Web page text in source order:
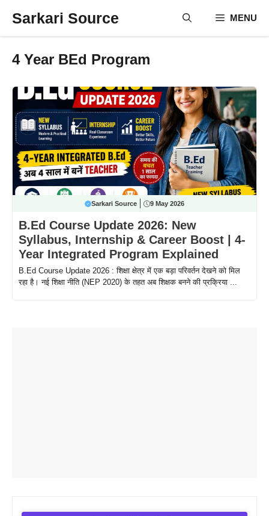
Sarkari Source MENU
4 Year BEd Program
Sarkari Source 9 May 2026
B.Ed Course Update 2026: New
Syllabus, Internship & Career Boost | 4-
Year Integrated Program Explained
B.Ed Course Update 2026 : शिक्षा क्षेत्र में एक बड़ा परिवर्तन देखने को मिल
रहा है। नई शिक्षा नीति (NEP 2020) के तहत अब शिक्षक बनने की प्रक्रिया ...